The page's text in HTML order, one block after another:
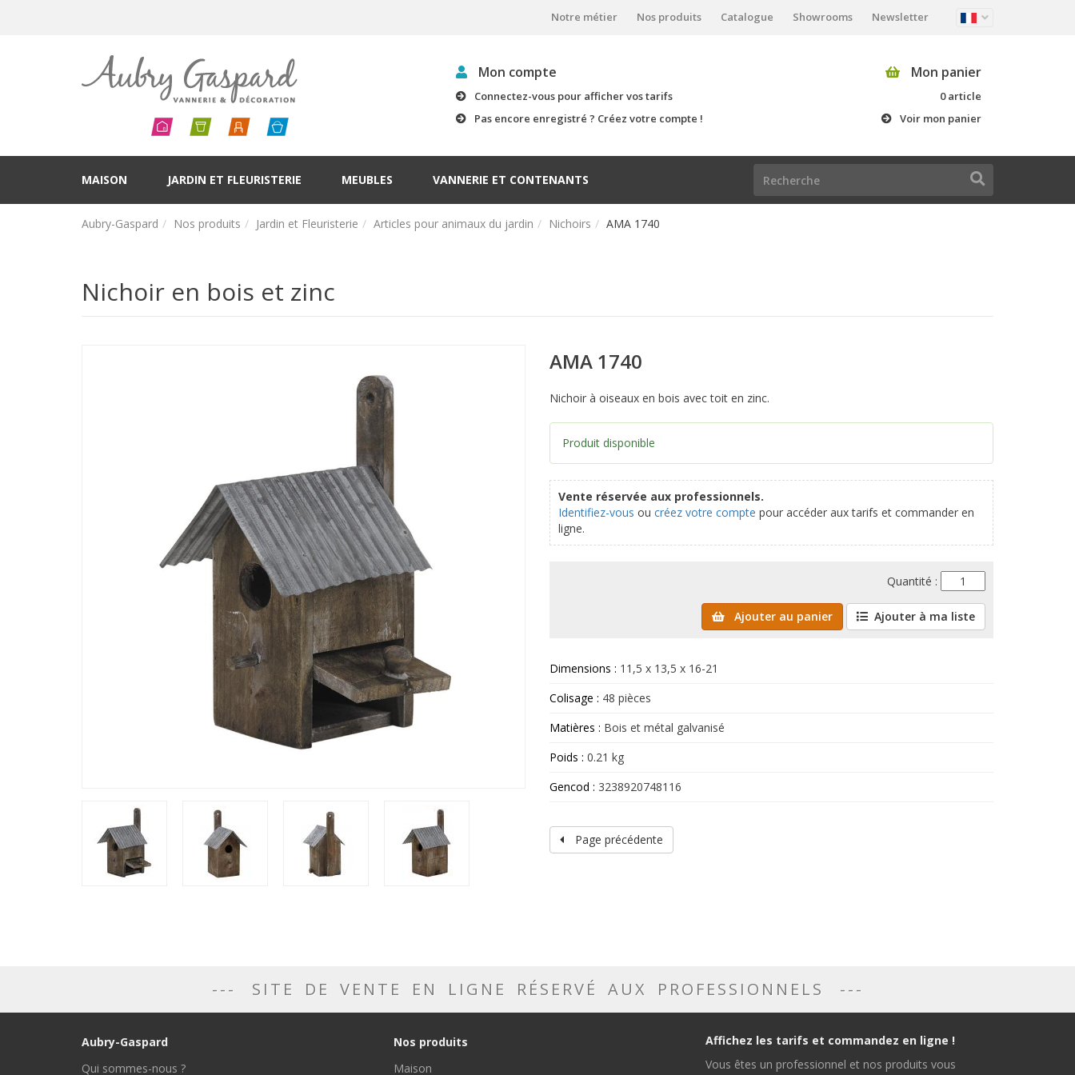
Notre métier Nos produits Catalogue Showrooms Newsletter
Mon compte
Connectez-vous pour afficher vos tarifs
Pas encore enregistré ? Créez votre compte !
Mon panier
0 article
Voir mon panier
MAISON JARDIN ET FLEURISTERIE MEUBLES VANNERIE ET CONTENANTS
Aubry-Gaspard Nos produits Jardin et Fleuristerie Articles pour animaux du jardin Nichoirs AMA 1740
Nichoir en bois et zinc
AMA 1740
Nichoir à oiseaux en bois avec toit en zinc.
Produit disponible
Vente réservée aux professionnels.
Identifiez-vous ou créez votre compte pour accéder aux tarifs et commander en
ligne.
Quantité :
Ajouter au panier Ajouter à ma liste
Dimensions : 11,5 x 13,5 x 16-21
Colisage : 48 pièces
Matières : Bois et métal galvanisé
Poids : 0.21 kg
Gencod : 3238920748116
Page précédente
SITE DE VENTE EN LIGNE RÉSERVÉ AUX PROFESSIONNELS
Aubry-Gaspard
Qui sommes-nous ?
Nos produits
Maison
Affichez les tarifs et commandez en ligne !
Vous êtes un professionnel et nos produits vous